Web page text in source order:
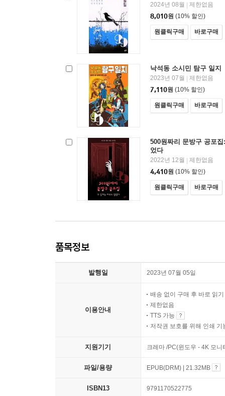
2024년 08월 | 제한없음
8,010원 (10% 할인)
원클릭구매 바로구매
낙석동 소시민 탐구 일지
2023년 07월 | 제한없음
7,110원 (10% 할인)
원클릭구매 바로구매
500원짜리 문방구 공포
었다
2022년 12월 | 제한없음
4,410원 (10% 할인)
원클릭구매 바로구매
품목정보
발행일 2023년 07월 05일
이용안내
배송 없이 구매 후 바로 읽기
제한없음
TTS 가능
저작권 보호를 위해 인쇄 기
지원기기 크레마 /PC(윈도우 - 4K 모
파일/용량 EPUB(DRM) | 21.32MB
ISBN13 9791170522775